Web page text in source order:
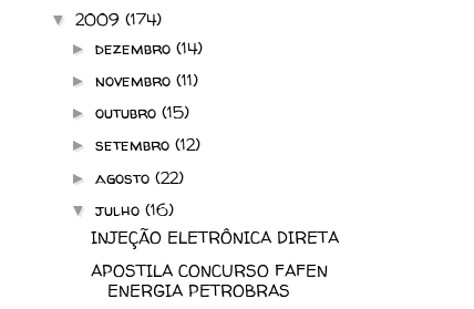
▼ 2009 (174)
► dezembro (14)
► novembro (11)
► outubro (15)
► setembro (12)
► agosto (22)
▼ julho (16)
INJEÇÃO ELETRÔNICA DIRETA
APOSTILA CONCURSO FAFEN
ENERGIA PETROBRAS